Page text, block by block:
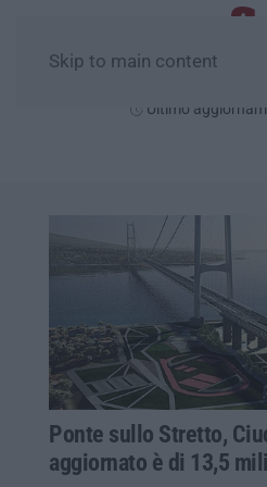
Skip to main content
Ultimo
Ponte sullo Stretto,
aggiornato è di 13,5